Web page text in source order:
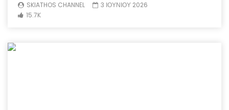
SKIATHOS CHANNEL
3 ΙΟΥΝΙΟΥ 2026
15.7K